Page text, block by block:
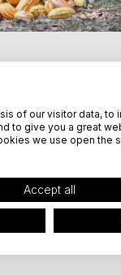
e
of our visitor data, to
to give you a great
we use open the
Accept all